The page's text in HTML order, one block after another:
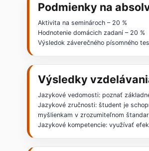
Podmienky na
Aktivita na seminároch – 20 %
Hodnotenie domácich zadaní – 20 %
Výsledok záverečného písomného
Výsledky
Jazykové vedomosti: poznať
Jazykové zručnosti: študent je
myšlienkam v zrozumiteľnom
Jazykové kompetencie: využívať